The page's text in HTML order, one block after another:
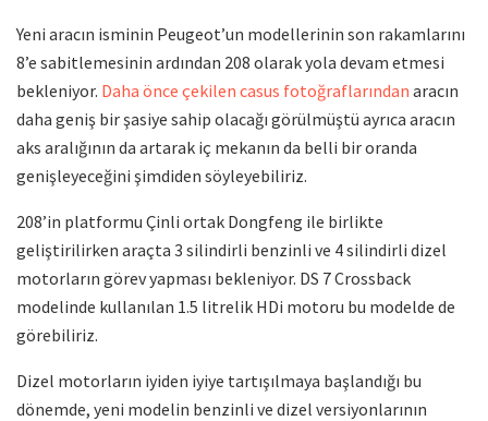
Yeni aracın isminin Peugeot’un modellerinin son rakamlarını
8’e sabitlemesinin ardından 208 olarak yola devam etmesi
bekleniyor. Daha önce çekilen casus fotoğraflarından aracın
daha geniş bir şasiye sahip olacağı görülmüştü ayrıca aracın
aks aralığının da artarak iç mekanın da belli bir oranda
genişleyeceğini şimdiden söyleyebiliriz.
208’in platformu Çinli ortak Dongfeng ile birlikte
geliştirilirken araçta 3 silindirli benzinli ve 4 silindirli dizel
motorların görev yapması bekleniyor. DS 7 Crossback
modelinde kullanılan 1.5 litrelik HDi motoru bu modelde de
görebiliriz.
Dizel motorların iyiden iyiye tartışılmaya başlandığı bu
dönemde, yeni modelin benzinli ve dizel versiyonlarının